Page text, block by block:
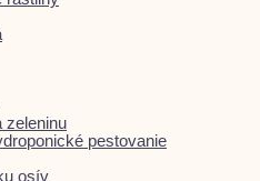
zeleninu
pestovanie
osív